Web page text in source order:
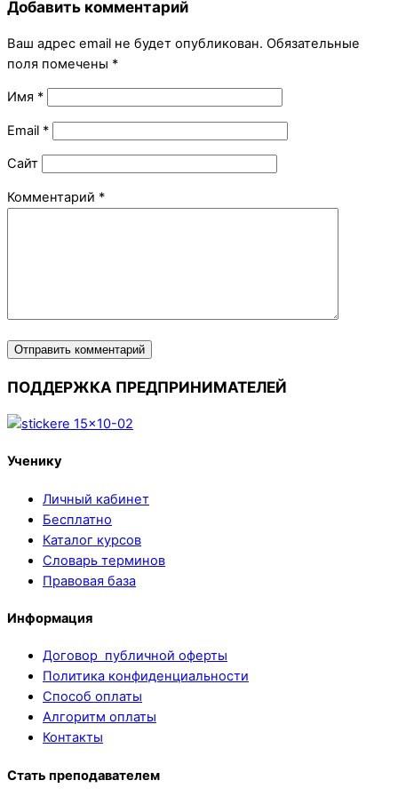
Добавить комментарий
Ваш адрес email не будет опубликован. Обязательные
поля помечены *
Имя *
Email *
Сайт
Комментарий *
ПОДДЕРЖКА ПРЕДПРИНИМАТЕЛЕЙ
Ученику
Личный кабинет
Бесплатно
Каталог курсов
Словарь терминов
Правовая база
Информация
Договор публичной оферты
Политика конфиденциальности
Способ оплаты
Алгоритм оплаты
Контакты
Стать преподавателем